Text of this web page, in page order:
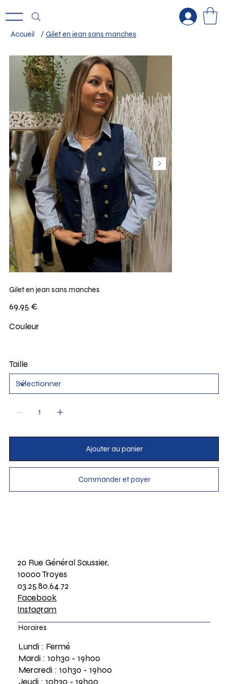
Accueil / Gilet en jean sans manches
Gilet en jean sans manches
Prix
69,95 €
Couleur
Taille
Ajouter au panier
Commander et payer
20 Rue Général Saussier,
10000 Troyes
03.25.80.64.72
Facebook
Instagram
Horaires
Lundi : Fermé
Mardi : 10h30 - 19h00
Mercredi : 10h30 - 19h00